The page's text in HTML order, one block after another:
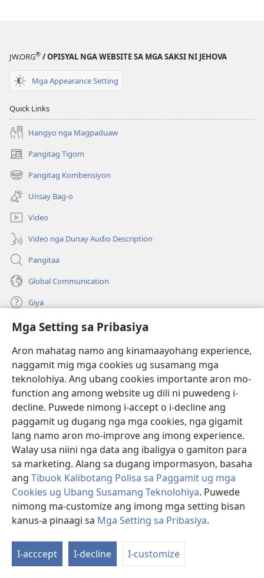
Mga Setting sa Pribasiya
Aron mahatag namo ang kinamaayohang experience,
naggamit mig mga cookies ug susamang mga
teknolohiya. Ang ubang cookies importante aron mo-
function ang among website ug dili ni puwedeng i-
decline. Puwede nimong i-accept o i-decline ang
paggamit ug dugang nga mga cookies, nga gigamit
lang namo aron mo-improve ang imong experience.
Walay usa niini nga data ang ibaligya o gamiton para
sa marketing. Alang sa dugang impormasyon, basaha
ang Tibuok Kalibotang Polisa sa Paggamit ug mga
Cookies ug Ubang Susamang Teknolohiya. Puwede
nimong ma-customize ang imong mga setting bisan
kanus-a pinaagi sa Mga Setting sa Pribasiya.
I-acccept I-decline I-customize
JW.ORG® / OPISYAL NGA WEBSITE SA MGA SAKSI NI JEHOVA
Mga Appearance Setting
Quick Links
Hangyo nga Magpaduaw
Pangitag Tigom
(mo-
open
ug
bag-
ong
window)
Pangitag Kombensiyon
(mo-
open
ug
bag-
ong
window)
Unsay Bag-o
Video
Video nga Dunay Audio Description
Pangitaa
Global Communication
Giya
Donasyon
(mo-
open
bag-
ong
window)
Watchtower ONLINE NGA LIBRARYA
(mo-
open
ug
bag-
window)
JW Hub
(mo-
open
ug
bag-
ong
window)
JW Library
Watchtower Library
Copyright© 2026 Watch Tower Bible and Tract Society of Pennsylvania.
KONDISYONES SA PAGGAMIT
|POLISA SA PRIBASIYA|
SA PRIBASIYA